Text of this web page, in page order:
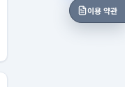
이용 약관